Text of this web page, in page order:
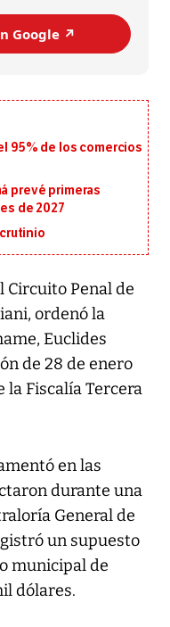
Google ↗️
95% de los comercios
prevé primeras
de 2027
Circuito Penal de
ordenó la
Euclides
de 28 de enero
la Fiscalía Tercera
en las
durante una
General de
un supuesto
municipal de
dólares.